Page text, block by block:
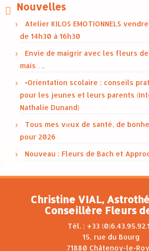
Nouvelles
Atelier KILOS EMOTIONNELS
de 14h30 à 16h30
Envie de maigrir avec les fleurs de
mais….
•Orientation scolaire : conseils
pour les jeunes et leurs parents
Nathalie Dunand)
Tous mes vœux de santé, de
pour 2026
Nouveau : Fleurs de Bach et
Christine VIAL,
Conseillère Fleurs
Tél. : +33
15, rue du Bourg
71880 Châtenoy-le-